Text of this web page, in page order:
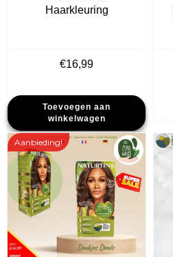
Haarkleuring
€16,99
Toevoegen aan
winkelwagen
Aanbieding!